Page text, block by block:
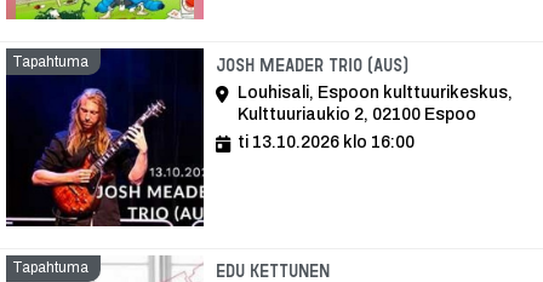
Tapahtuma Josh Meader Trio (AUS)Tapahtuma
Louhisali, Espoon kulttuurikeskus,
Kulttuuriaukio 2, 02100 Espoo
ti 13.10.2026 klo 16:00
Tapahtuma Edu KettunenTapahtuma